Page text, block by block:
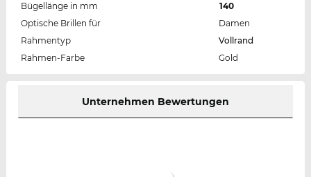
Bügellänge in mm
140
Optische Brillen für
Damen
Rahmentyp
Vollrand
Rahmen-Farbe
Gold
Unternehmen Bewertungen